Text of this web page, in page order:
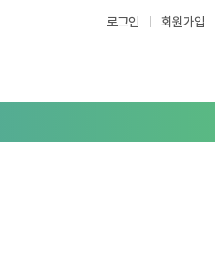
로그인 회원가입